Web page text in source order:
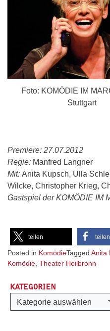
Foto: KOMÖDIE IM
Stuttgart
Premiere: 27.07.2012
Regie: Manfred Langner
Mit: Anita Kupsch, Ulla
Wilcke, Christopher Krieg,
Gastspiel der KOMÖDIE IM
teilen teilen
Posted in KomödieTagged Anita
Komödie, Theater Heilbronn
KATEGORIEN
Kategorien
Kategorie auswählen